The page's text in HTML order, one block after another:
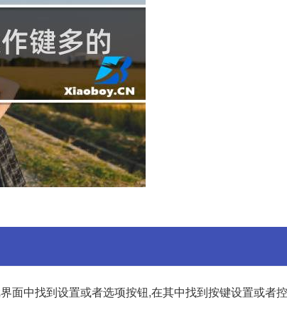
面中找到设置或者选项按钮,在其中找到按键设置或者